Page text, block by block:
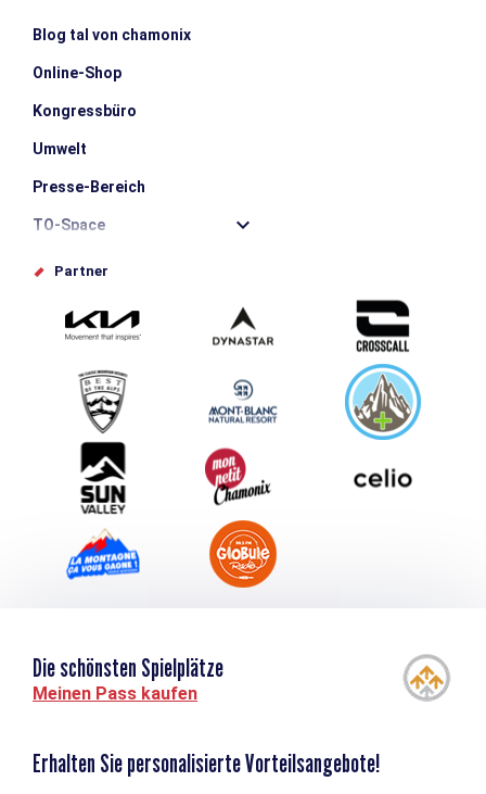
Blog tal von chamonix
Online-Shop
Kongressbüro
Umwelt
Presse-Bereich
TO-Space
Offices de tourisme
Schlagen Sie Ihr Event vor
Service groupes et séminaires
Herunterladen
Tourismus & Behinderung
Partner
Die schönsten Spielplätze
Meinen Pass kaufen
Erhalten Sie personalisierte Vorteilsangebote!